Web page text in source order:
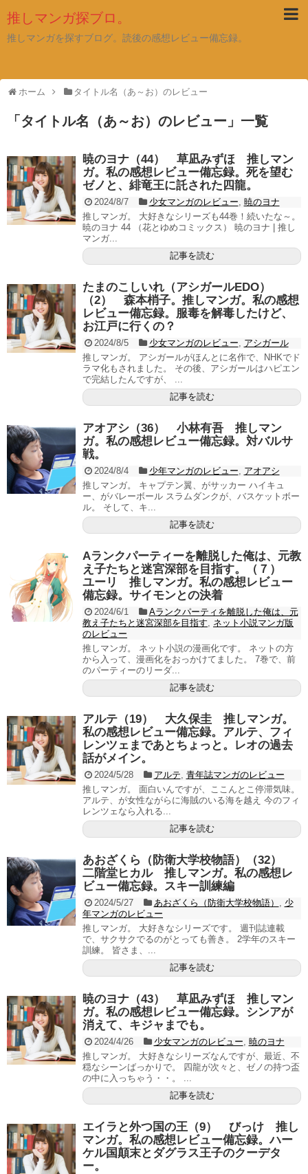
推しマンガ探ブロ。
推しマンガを探すブログ。読後の感想レビュー備忘録。
ホーム タイトル名（あ～お）のレビュー
「 タイトル名（あ～お）のレビュー 」 一覧
暁のヨナ（44） 草凪みずほ 推しマン
ガ。私の感想レビュー備忘録。死を望む
ゼノと、緋竜王に託された四龍。
2024/8/7 少女マンガのレビュー, 暁のヨナ
推しマンガ。 大好きなシリーズも44巻！続いたな～。
暁のヨナ 44 （花とゆめコミックス） 暁のヨナ | 推し
マンガ...
記事を読む
たまのこしいれ（アシガールEDO）
（2） 森本梢子。推しマンガ。私の感想
レビュー備忘録。服毒を解毒したけど、
お江戸に行くの？
2024/8/5 少女マンガのレビュー, アシガール
推しマンガ。 アシガールがほんとに名作で、NHKでド
ラマ化もされました。 その後、アシガールはハピエン
で完結したんですが、 ...
記事を読む
アオアシ（36） 小林有吾 推しマン
ガ。私の感想レビュー備忘録。対バルサ
戦。
2024/8/4 少年マンガのレビュー, アオアシ
推しマンガ。 キャプテン翼、がサッカー ハイキュ
ー、がバレーボール スラムダンクが、バスケットボー
ル。 そして、キ...
記事を読む
Aランクパーティーを離脱した俺は、元教
え子たちと迷宮深部を目指す。（７）
ユーリ 推しマンガ。私の感想レビュー
備忘録。サイモンとの決着
2024/6/1
Aランクパーティを離脱した俺は、元
教え子たちと迷宮深部を目指す, ネット小説マンガ版
のレビュー
推しマンガ。 ネット小説の漫画化です。 ネットの方
から入って、漫画化をおっかけてました。 7巻で、前
のパーティーのリーダ...
記事を読む
アルテ（19） 大久保圭 推しマンガ。
私の感想レビュー備忘録。アルテ、フィ
レンツェまであとちょっと。レオの過去
話がメイン。
2024/5/28 アルテ, 青年誌マンガのレビュー
推しマンガ。 面白いんですが、ここんとこ停滞気味。
アルテ、が女性ながらに海賊のいる海を越え 今のフィ
レンツェなら入れる...
記事を読む
あおざくら（防衛大学校物語）（32）
二階堂ヒカル 推しマンガ。私の感想レ
ビュー備忘録。スキー訓練編
2024/5/27 あおざくら（防衛大学校物語） , 少
年マンガのレビュー
推しマンガ。 大好きなシリーズです。 週刊誌連載
で、サクサクでるのがとっても善き。 2学年のスキー
訓練。 皆さま、...
記事を読む
暁のヨナ（43） 草凪みずほ 推しマン
ガ。私の感想レビュー備忘録。シンアが
消えて、キジャまでも。
2024/4/26 少女マンガのレビュー, 暁のヨナ
推しマンガ。 大好きなシリーズなんですが、最近、不
穏なシーンばっかりで。 四龍が次々と、ゼノの持つ盃
の中に入っちゃう・・。 ...
記事を読む
エイラと外つ国の王（9） びっけ 推し
マンガ。私の感想レビュー備忘録。ハー
ケル国顛末とダグラス王子のクーデタ
ー。